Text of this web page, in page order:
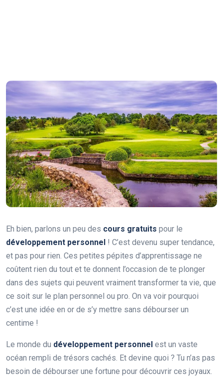
Eh bien, parlons un peu des cours gratuits pour le
développement personnel ! C’est devenu super tendance,
et pas pour rien. Ces petites pépites d’apprentissage ne
coûtent rien du tout et te donnent l’occasion de te plonger
dans des sujets qui peuvent vraiment transformer ta vie, que
ce soit sur le plan personnel ou pro. On va voir pourquoi
c’est une idée en or de s’y mettre sans débourser un
centime !
Le monde du développement personnel est un vaste
océan rempli de trésors cachés. Et devine quoi ? Tu n’as pas
besoin de débourser une fortune pour découvrir ces joyaux.